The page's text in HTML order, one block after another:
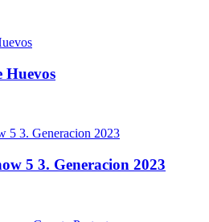
Huevos
5 3. Generacion 2023